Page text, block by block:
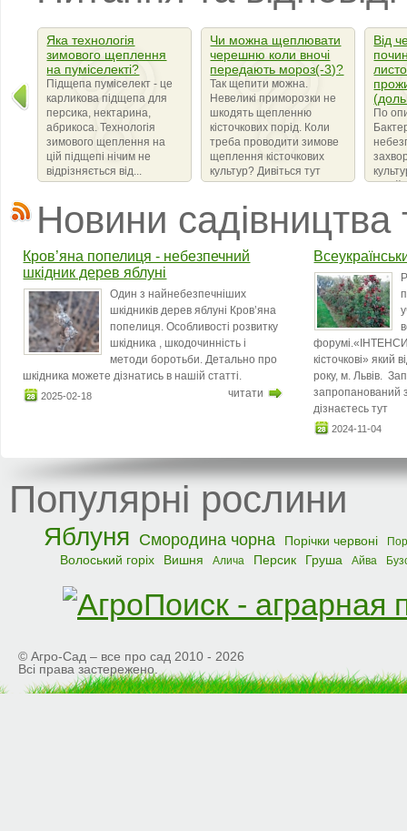
Яка технологія
зимового щеплення
на пуміселекті?
Підщепа пуміселект - це
карликова підщепа для
персика, нектарина,
абрикоса. Технологія
зимового щеплення на
цій підщепі нічим не
відрізняється від...
Чи можна щеплювати
черешню коли вночі
передають мороз(-3)?
Так щепити можна.
Невеликі приморозки не
шкодять щепленню
кісточкових порід. Коли
треба проводити зимове
щеплення кісточкових
культур? Дивіться тут
Від
По
Новини садівництва
Кров’яна попелиця - небезпечний
шкідник дерев яблуні
Один з найнебезпечніших
шкідників дерев яблуні Кров’яна
попелиця. Особливості розвитку
шкідника , шкодочинність і
методи боротьби. Детально про
шкідника можете дізнатись в нашій статті.
2025-02-18 читати
кісточкові» який
року, м. Львів.
запропанований
дізнаєтесь тут
2024-11-04
Популярні рослини
Яблуня Смородина чорна Порічки червоні
Волоський горіх Вишня Алича Персик Груша Айва
© Агро-Сад – все про сад 2010 - 2026
Всі права застережено.